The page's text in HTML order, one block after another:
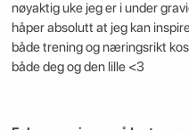
nøyaktig uke jeg er i under
håper absolutt at jeg kan
både trening og næringsrikt
både deg og den lille <3